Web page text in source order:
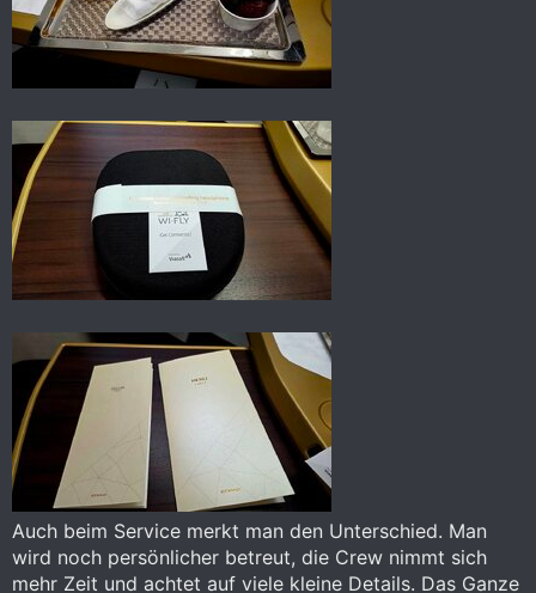
Auch beim Service merkt man den Unterschied. Man
wird noch persönlicher betreut, die Crew nimmt sich
mehr Zeit und achtet auf viele kleine Details. Das Ganze